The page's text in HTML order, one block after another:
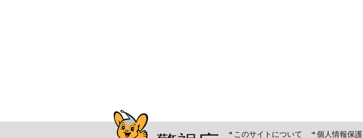
このサイトについて 個人情報保護